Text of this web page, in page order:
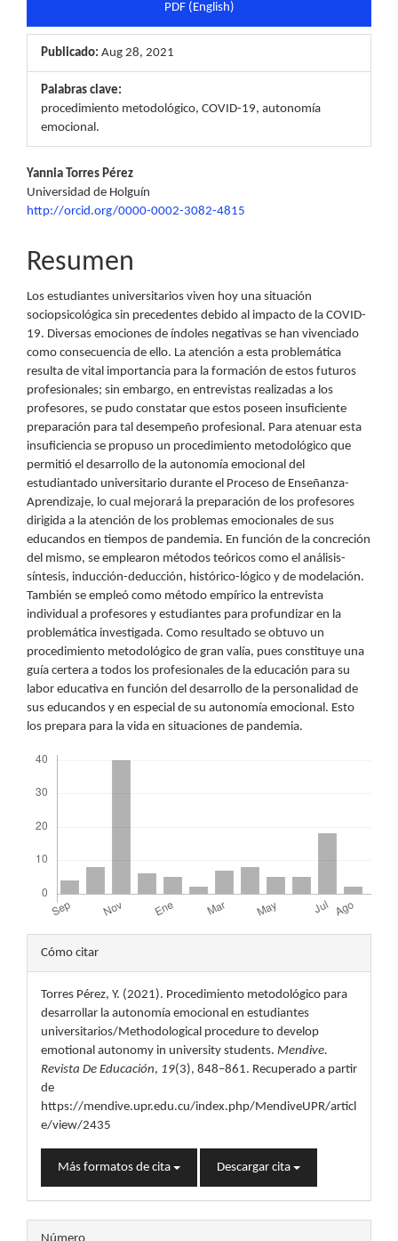
PDF (English)
Publicado: Aug 28, 2021
Palabras clave:
procedimiento metodológico, COVID-19, autonomía
emocional.
Contenido
principal
artículo
Yannia Torres Pérez
Universidad de Holguín
http://orcid.org/0000-0002-3082-4815
Resumen
Los estudiantes universitarios viven hoy una situación
sociopsicológica sin precedentes debido al impacto de la COVID-
19. Diversas emociones de índoles negativas se han vivenciado
como consecuencia de ello. La atención a esta problemática
resulta de vital importancia para la formación de estos futuros
profesionales; sin embargo, en entrevistas realizadas a los
profesores, se pudo constatar que estos poseen insuficiente
preparación para tal desempeño profesional. Para atenuar esta
insuficiencia se propuso un procedimiento metodológico que
permitió el desarrollo de la autonomía emocional del
estudiantado universitario durante el Proceso de Enseñanza-
Aprendizaje, lo cual mejorará la preparación de los profesores
dirigida a la atención de los problemas emocionales de sus
educandos en tiempos de pandemia. En función de la concreción
del mismo, se emplearon métodos teóricos como el análisis-
síntesis, inducción-deducción, histórico-lógico y de modelación.
También se empleó como método empírico la entrevista
individual a profesores y estudiantes para profundizar en la
problemática investigada. Como resultado se obtuvo un
procedimiento metodológico de gran valía, pues constituye una
guía certera a todos los profesionales de la educación para su
labor educativa en función del desarrollo de la personalidad de
sus educandos y en especial de su autonomía emocional. Esto
los prepara para la vida en situaciones de pandemia.
Detalles
del
artículo
Cómo citar
Torres Pérez, Y. (2021). Procedimiento metodológico para
desarrollar la autonomía emocional en estudiantes
universitarios/Methodological procedure to develop
emotional autonomy in university students. Mendive.
Revista De Educación, 19(3), 848–861. Recuperado a partir
de
https://mendive.upr.edu.cu/index.php/MendiveUPR/articl
e/view/2435
Más formatos de cita Descargar cita